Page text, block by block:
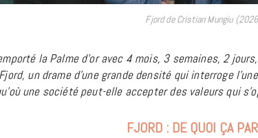
Fjord de Cristian Mungiu
la Palme d’or avec 4 mois, 3 semaines, 2
un drame d’une grande densité qui interroge
une société peut-elle accepter des valeurs qui
FJORD : DE QUOI ÇA